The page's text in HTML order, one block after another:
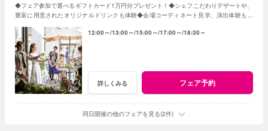
◆フェア参加で選べるギフトカード1万円分プレゼント！◆シェフこだわりデザートや、
豊富に用意されたオリジナルドリンクも体験◆会場コーディネート見学、演出体験もあ
12:00～ 13:00～ 15:00～ 17:00～ 18:30～
詳しくみる フェア予約
同日開催の他のフェアを見る(2件)